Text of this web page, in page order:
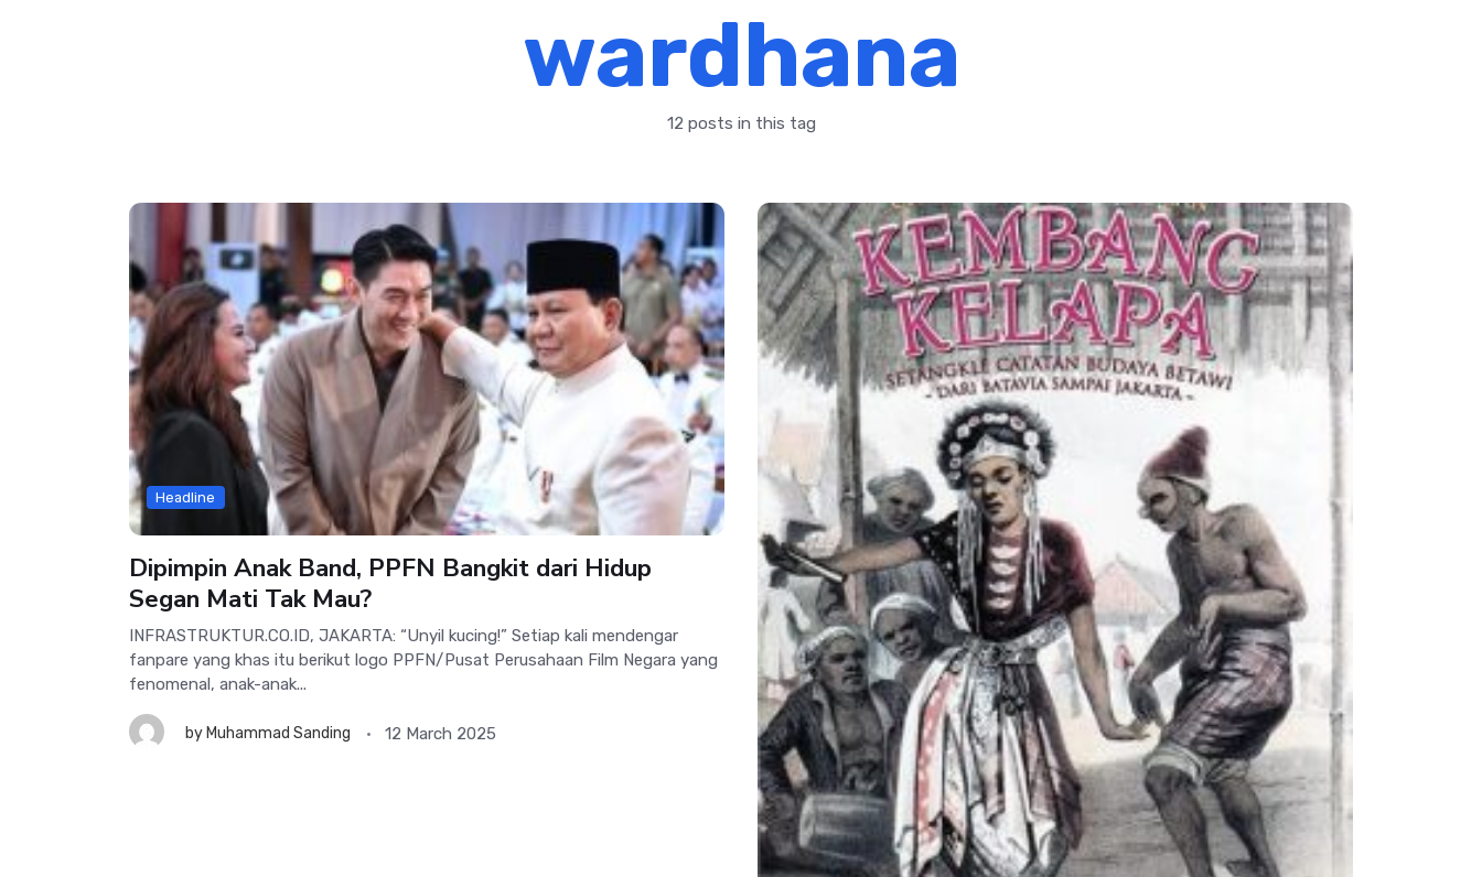
wardhana
12 posts in this tag
Headline
Dipimpin Anak Band, PPFN Bangkit dari Hidup
Segan Mati Tak Mau?
INFRASTRUKTUR.CO.ID, JAKARTA: “Unyil kucing!” Setiap kali mendengar
fanpare yang khas itu berikut logo PPFN/Pusat Perusahaan Film Negara yang
fenomenal, anak-anak...
by Muhammad Sanding 12 March 2025